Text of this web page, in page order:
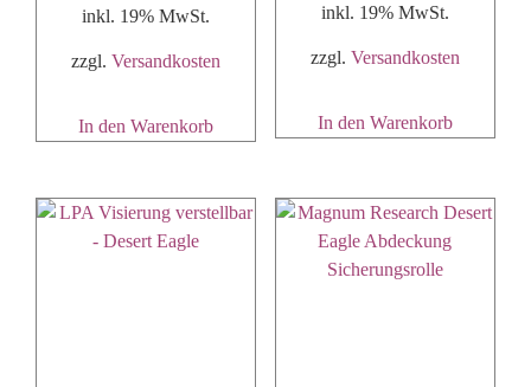
inkl. 19% MwSt.
zzgl.Versandkosten
In den Warenkorb
inkl. 19% MwSt.
zzgl. Versandkosten
In den Warenkorb